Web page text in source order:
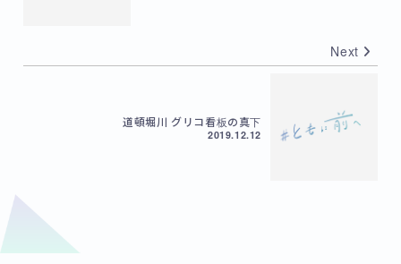
Next
道頓堀川 グリコ看板の真下
2019.12.12